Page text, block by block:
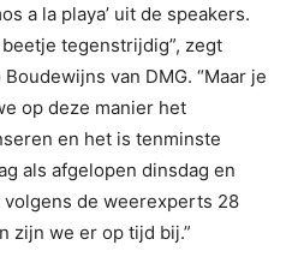
a la playa’ uit de speakers.
tegenstrijdig”, zegt
van DMG. “Maar je
op deze manier het
en het is tenminste
als afgelopen dinsdag en
de weerexperts 28
zijn we er op tijd bij.”